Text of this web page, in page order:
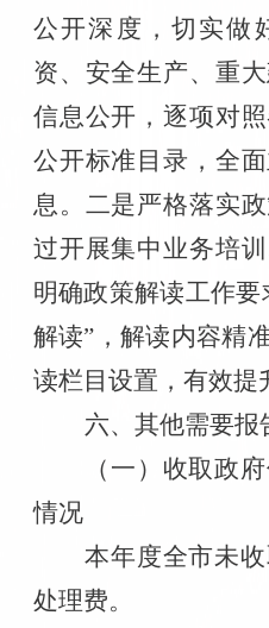
公开深度，切实做
资、安全生产、重
信息公开，逐项对
公开标准目录，全
息。二是严格落实
过开展集中业务培
明确政策解读工作
解读”，解读内容精
读栏目设置，有效提
六、其他需要报
（一）收取政
情况
本年度全市未
处理费。